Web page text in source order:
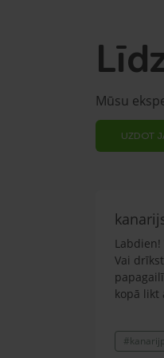
Mūsu
UZDOT
Vai
kopā likt